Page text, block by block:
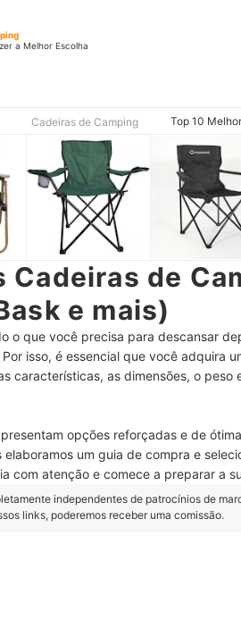
a Melhor Escolha
Cadeiras de Camping Top 10
Cadeiras de
e mais)
o que você precisa para descansar
isso, é essencial que você adquira
características, as dimensões, o peso
opções reforçadas e de
um guia de compra e
com atenção e comece a preparar a
independentes de patrocínios de
links, poderemos receber uma comissão.